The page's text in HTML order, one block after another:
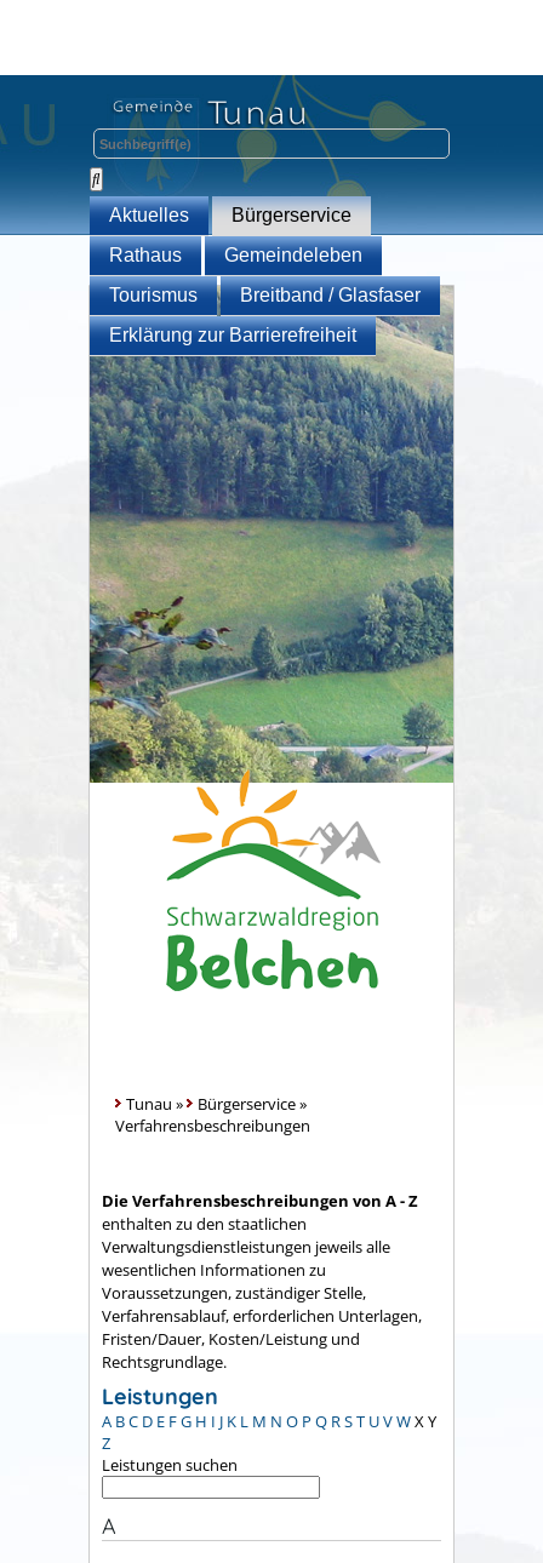
Aktuelles
Bürgerservice
Rathaus
Gemeindeleben
Tourismus
Breitband / Glasfaser
Erklärung zur Barrierefreiheit
Tunau » Bürgerservice»
Verfahrensbeschreibungen
Die Verfahrensbeschreibungen von A - Z
enthalten zu den staatlichen
Verwaltungsdienstleistungen jeweils alle
wesentlichen Informationen zu
Voraussetzungen, zuständiger Stelle,
Verfahrensablauf, erforderlichen Unterlagen,
Fristen/Dauer, Kosten/Leistung und
Rechtsgrundlage.
Leistungen
A BC D E FG H I J K L M N O P Q RST UVWXY
Z
Leistungen suchen
A